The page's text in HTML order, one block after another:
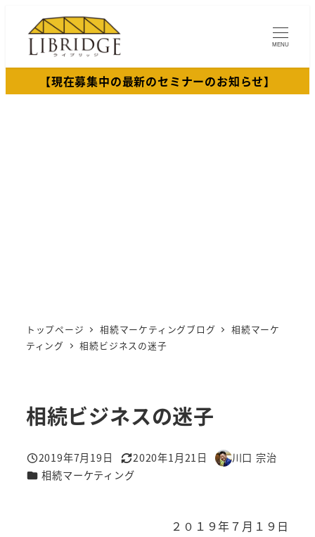
ン
MENU
【現在募集中の最新のセミナーのお知らせ】
トップページ 相続マーケティングブログ
相続マーケ
ティング
相続ビジネスの迷子
相続ビジネスの迷子
投稿日
2019年7月19日
更新日
2020年1月21日
著
川口 宗治
カテゴリー
相続マーケティング
２０１９年７月１９日